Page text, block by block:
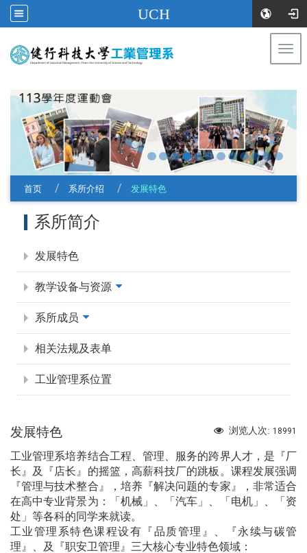
UCH
首页 系所介绍 发展特色
系所简介
发展特色
教学设备与资源
系所成员
相关法规及表单
工业管理系位置
浏览人次: 18991
发展特色
工业管理系培养结合工程、管理、服务的跨界人才，是『厂
长』及『店长』的摇篮，高薪科技厂的跳板。课程发展强调
『管理与技术整合』，培养『解决问题的专家』，非常适合
在高中专业背景为：「机械」、「汽车」、「电机」、「资
处」等各科的同学来就读。
工业管理系特色课程设有『品质管理』、『永续与碳管
理』、及『职安卫管理』三大核心专业特色领域：